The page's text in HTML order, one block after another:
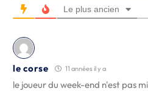
Le plus ancien
le corse 11 années il y a
le joueur du week-end n'est pas